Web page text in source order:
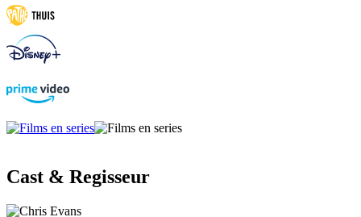
Cast & Regisseur